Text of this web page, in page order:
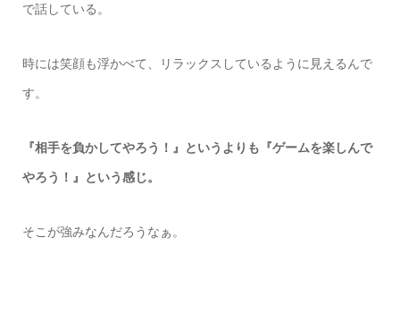
で話している。
時には笑顔も浮かべて、リラックスしているように見えるんで
す。
『相手を負かしてやろう！』というよりも『ゲームを楽しんで
やろう！』という感じ。
そこが強みなんだろうなぁ。